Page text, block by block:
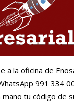
a la oficina de
991 334
tu código de